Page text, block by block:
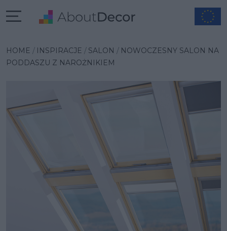
HOME INSPIRACJE SALON
NOWOCZESNY SALON NA
PODDASZU Z NAROŻNIKIEM